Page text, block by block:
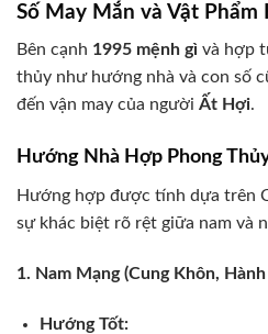
Số May Mắn và Vật Phẩm
Bên cạnh 1995 mệnh gì và hợp
thủy như hướng nhà và con số
đến vận may của người Ất Hợi.
Hướng Nhà Hợp Phong
Hướng hợp được tính dựa trên
sự khác biệt rõ rệt giữa nam và
1. Nam Mạng (Cung Khôn,
Hướng Tốt: